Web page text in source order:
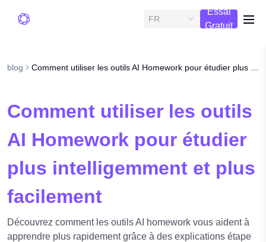
FR
Essai
Gratuit
blog
Comment utiliser les outils
AI Homework pour étudier
plus intelligemment et plus
facilement
Découvrez comment les outils AI homework vous aident à
apprendre plus rapidement grâce à des explications étape